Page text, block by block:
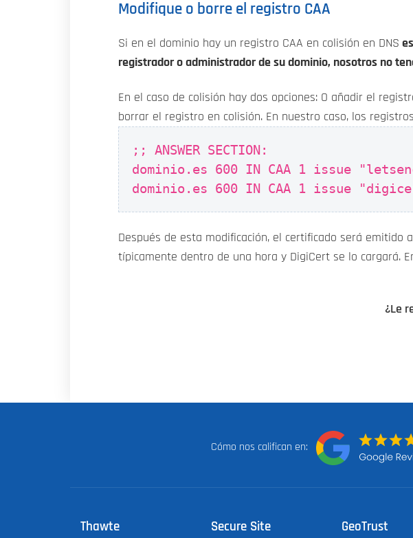
Modifique o borre el registro CAA
Si en el dominio hay un registro CAA en colisión en DNS
registrador o administrador de su dominio, nosotros no
En el caso de colisión hay dos opciones: O añadir el
borrar el registro en colisión. En nuestro caso, los
;; ANSWER SECTION:
dominio.es 600 IN CAA 1 issue
dominio.es 600 IN CAA 1 issue
Después de esta modificación, el certificado será
típicamente dentro de una hora y DigiCert se lo cargará.
¿Le
Cómo nos califican en:
Thawte Secure Site GeoTrust